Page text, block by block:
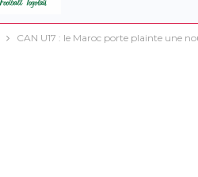
CAN U17 : le Maroc porte plainte une